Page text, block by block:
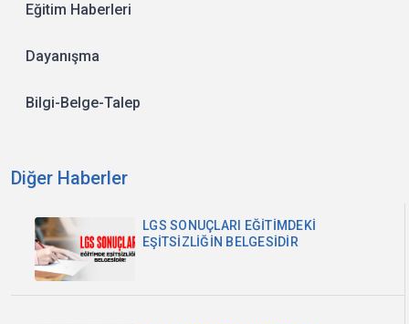
Eğitim Haberleri
Dayanışma
Bilgi-Belge-Talep
Diğer Haberler
LGS SONUÇLARI EĞİTİMDEKİ
EŞİTSİZLİĞİN BELGESİDİR